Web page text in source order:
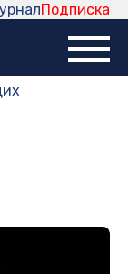
Подписка